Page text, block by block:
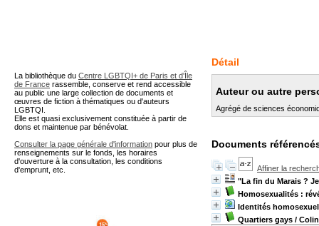
Détail
Auteur ou autre
Agrégé de sciences
Documents
Affiner la
"La fin du Marais ?
Homosexualités :
Identités
Quartiers gays /
La bibliothèque du Centre LGBTQI+ de Paris et d'Île
de France rassemble, conserve et rend accessible
au public une large collection de documents et
œuvres de fiction à thématiques ou d'auteurs
LGBTQI.
Elle est quasi exclusivement constituée à partir de
dons et maintenue par bénévolat.
Consulter la page générale d'information pour plus de
renseignements sur le fonds, les horaires
d'ouverture à la consultation, les conditions
d'emprunt, etc.